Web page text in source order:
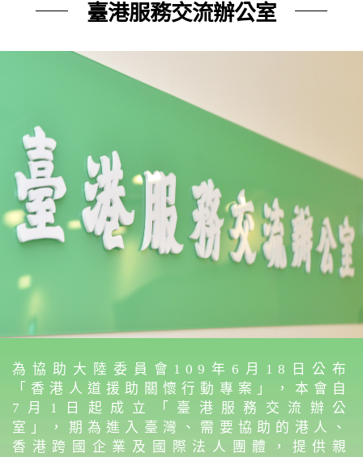
臺港服務交流辦公室
為協助大陸委員會109年6月18日公布
「香港人道援助關懷行動專案」，本會自
7月1日起成立「臺港服務交流辦公
室」，期為進入臺灣、需要協助的港人、
香港跨國企業及國際法人團體，提供親